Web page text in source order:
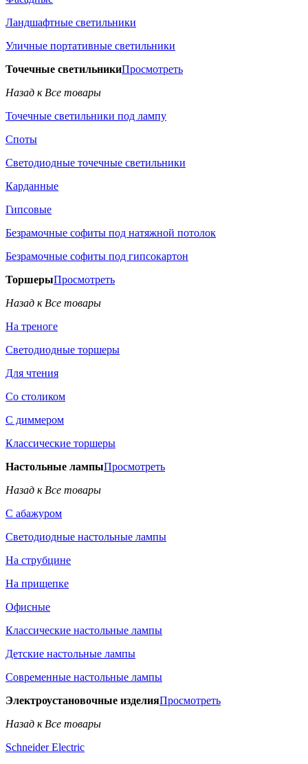
Ландшафтные светильники
Уличные портативные светильники
Точечные светильникиПросмотреть
Назад к Все товары
Точечные светильники под лампу
Споты
Светодиодные точечные светильники
Карданные
Гипсовые
Безрамочные софиты под натяжной потолок
Безрамочные софиты под гипсокартон
ТоршерыПросмотреть
Назад к Все товары
На треноге
Светодиодные торшеры
Для чтения
Со столиком
С диммером
Классические торшеры
Настольные лампыПросмотреть
Назад к Все товары
С абажуром
Светодиодные настольные лампы
На струбцине
На прищепке
Офисные
Классические настольные лампы
Детские настольные лампы
Современные настольные лампы
Электроустановочные изделияПросмотреть
Назад к Все товары
Schneider Electric